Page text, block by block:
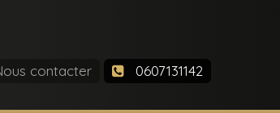
contacter 0607131142